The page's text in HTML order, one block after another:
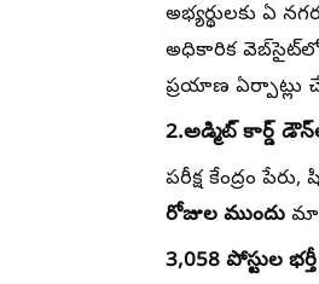
అభ్యర్థులకు ఏ
అధికారిక వెబ్‌సైట్‌లో
ప్రయాణ ఏర్పాట్లు
2.అడ్మిట్ కార్డ్
పరీక్ష కేంద్రం
రోజుల ముందు
3,058 పోస్టుల భర్తీ